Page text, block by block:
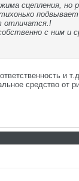
сцепления, но
отличатся.!
с ним и
и
средство